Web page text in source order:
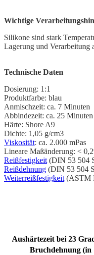
Wichtige
Silikone sind stark
Lagerung und Verarbeitung
Technische Daten
Dosierung: 1:1
Produktfarbe: blau
Anmischzeit: ca. 7 Minuten
Abbindezeit: ca. 25 Minuten
Härte: Shore A9
Dichte: 1,05 g/cm3
Viskosität: ca. 2.000 mPas
Lineare Maßänderung: <
Reißfestigkeit (DIN 53 504
Reißdehnung (DIN 53 504
Weiterreißfestigkeit (ASTM
Aushärtezeit bei 23
Bruchdehnung (in